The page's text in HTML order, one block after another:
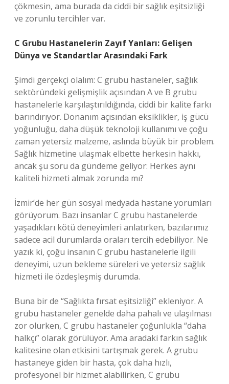
çökmesin, ama burada da ciddi bir sağlık eşitsizliği
ve zorunlu tercihler var.
C Grubu Hastanelerin Zayıf Yanları: Gelişen
Dünya ve Standartlar Arasındaki Fark
Şimdi gerçekçi olalım: C grubu hastaneler, sağlık
sektöründeki gelişmişlik açısından A ve B grubu
hastanelerle karşılaştırıldığında, ciddi bir kalite farkı
barındırıyor. Donanım açısından eksiklikler, iş gücü
yoğunluğu, daha düşük teknoloji kullanımı ve çoğu
zaman yetersiz malzeme, aslında büyük bir problem.
Sağlık hizmetine ulaşmak elbette herkesin hakkı,
ancak şu soru da gündeme geliyor: Herkes aynı
kaliteli hizmeti almak zorunda mı?
İzmir’de her gün sosyal medyada hastane yorumları
görüyorum. Bazı insanlar C grubu hastanelerde
yaşadıkları kötü deneyimleri anlatırken, bazılarımız
sadece acil durumlarda oraları tercih edebiliyor. Ne
yazık ki, çoğu insanın C grubu hastanelerle ilgili
deneyimi, uzun bekleme süreleri ve yetersiz sağlık
hizmeti ile özdeşleşmiş durumda.
Buna bir de “Sağlıkta fırsat eşitsizliği” ekleniyor. A
grubu hastaneler genelde daha pahalı ve ulaşılması
zor olurken, C grubu hastaneler çoğunlukla “daha
halkçı” olarak görülüyor. Ama aradaki farkın sağlık
kalitesine olan etkisini tartışmak gerek. A grubu
hastaneye giden bir hasta, çok daha hızlı,
profesyonel bir hizmet alabilirken, C grubu